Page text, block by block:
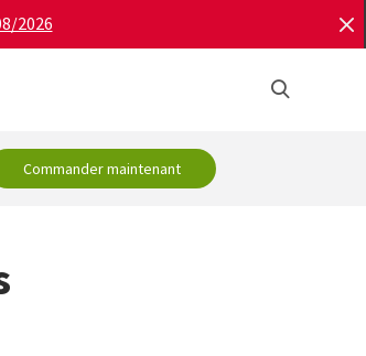
2026
Commander maintenant